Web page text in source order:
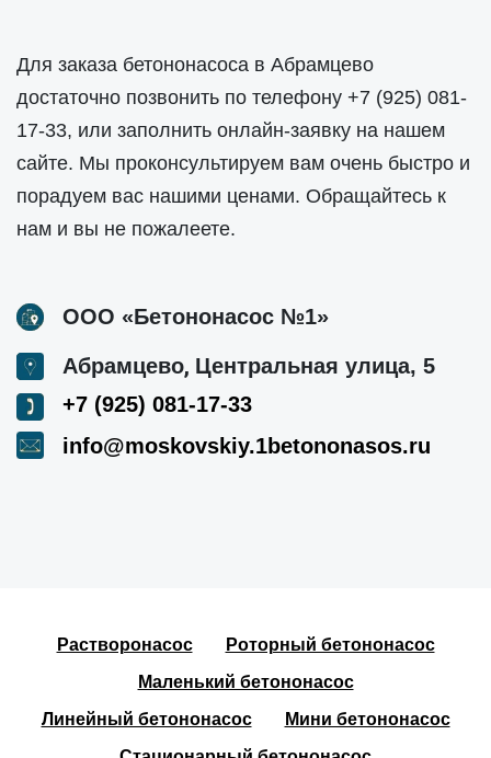
Для заказа бетононасоса в Абрамцево
достаточно позвонить по телефону +7 (925) 081-
17-33, или заполнить онлайн-заявку на нашем
сайте. Мы проконсультируем вам очень быстро и
порадуем вас нашими ценами. Обращайтесь к
нам и вы не пожалеете.
ООО «Бетононасос №1»
Абрамцево, Центральная улица, 5
+7 (925) 081-17-33
info@moskovskiy.1betononasos.ru
Растворонасос
Роторный бетононасос
Маленький бетононасос
Линейный бетононасос
Мини бетононасос